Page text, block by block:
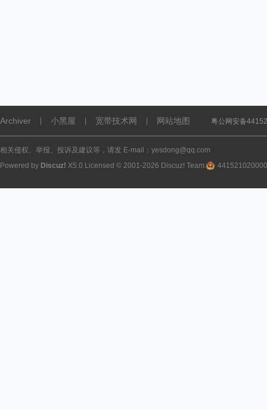
Archiver 小黑屋 宽带技术网 网站地图 粤公网安备
相关侵权、举报、投诉及建议等，请发 E-mail：yesdong@qq.com
Powered by Discuz! X5.0 Licensed © 2001-2026 Discuz! Team.